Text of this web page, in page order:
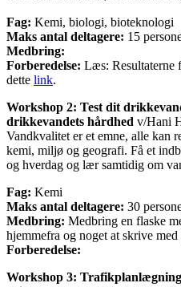
Fag: Kemi, biologi, bioteknologi
Maks antal deltagere: 15
Medbring:
Forberedelse: Læs: Resultaterne
dette link.
Workshop 2: Test dit
drikkevandets hårdhed v/Hani
Vandkvalitet er et emne, alle kan
kemi, miljø og geografi. Få et
og hverdag og lær samtidig om
Fag: Kemi
Maks antal deltagere: 30
Medbring: Medbring en flaske
hjemmefra og noget at skrive
Forberedelse:
Workshop 3: